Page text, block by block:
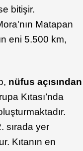
bitişir.
Matapan
eni 5.500 km,
nüfus açısından
Kıtası’nda
sırada yer
Kıtanın en